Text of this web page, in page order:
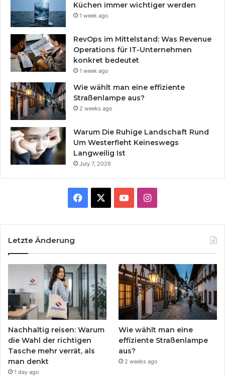
Küchen immer wichtiger werden
1 week ago
RevOps im Mittelstand: Was Revenue
Operations für IT-Unternehmen
konkret bedeutet
1 week ago
Wie wählt man eine effiziente
Straßenlampe aus?
2 weeks ago
Warum Die Ruhige Landschaft Rund
Um Westerfleht Keineswegs
Langweilig Ist
July 7, 2026
Facebook YouTubeInstagram
Letzte Änderung
Nachhaltig reisen: Warum
die Wahl der richtigen
Tasche mehr verrät, als
man denkt
1 day ago
Wie wählt man eine
effiziente Straßenlampe
aus?
2 weeks ago